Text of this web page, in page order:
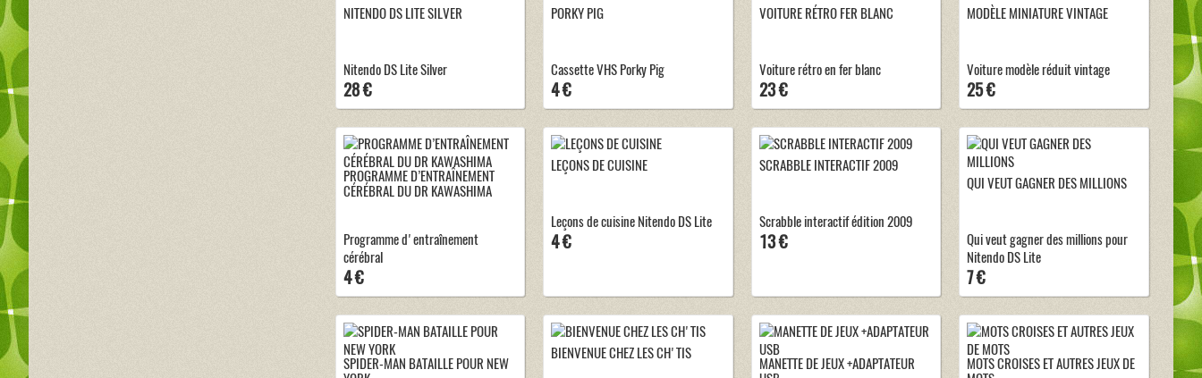
NITENDO DS LITE SILVER
Nitendo DS Lite Silver
28 €
PORKY PIG
Cassette VHS Porky Pig
4 €
VOITURE RÉTRO FER BLANC
Voiture rétro en fer blanc
23 €
MODÈLE MINIATURE VINTAGE
Voiture modèle réduit vintage
25 €
PROGRAMME D’ENTRAÎNEMENT
CÉRÉBRAL DU DR KAWASHIMA
Programme d'entraînement
cérébral
4 €
LEÇONS DE CUISINE
Leçons de cuisine Nitendo DS Lite
4 €
SCRABBLE INTERACTIF 2009
Scrabble interactif édition 2009
13 €
QUI VEUT GAGNER DES MILLIONS
Qui veut gagner des millions pour
Nitendo DS Lite
7 €
SPIDER-MAN BATAILLE POUR NEW
BIENVENUE CHEZ LES CH'TIS
MANETTE DE JEUX +ADAPTATEUR
MOTS CROISES ET AUTRES JEUX DE